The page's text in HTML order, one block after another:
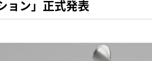
ョン」正式発表